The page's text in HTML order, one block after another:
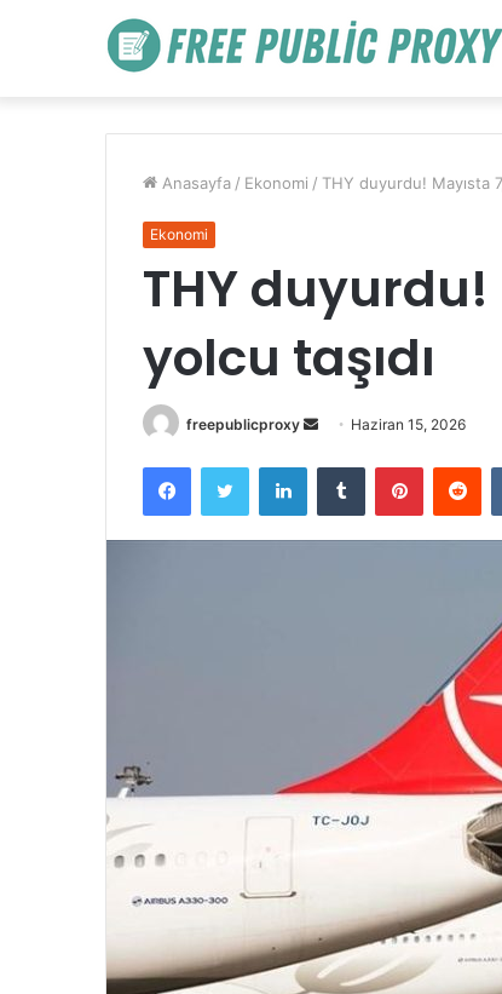
Anasayfa / Ekonomi / THY duyurdu! Mayısta
Ekonomi
THY
yolcu taşıdı
freepublicproxy
Bir
posta
göndermek
Haziran 15, 2026
FacebookTwitter LinkedInTumblr Pinterest